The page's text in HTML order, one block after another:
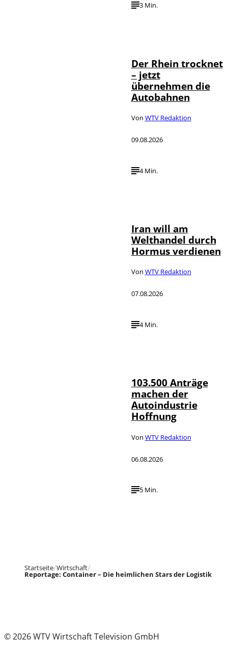
3 Min.
Der Rhein trocknet
– jetzt
übernehmen die
Autobahnen
Von WTV Redaktion
09.08.2026
4 Min.
Iran will am
Welthandel durch
Hormus verdienen
Von WTV Redaktion
07.08.2026
4 Min.
103.500 Anträge
machen der
Autoindustrie
Hoffnung
Von WTV Redaktion
06.08.2026
5 Min.
Startseite Wirtschaft
Reportage: Container – Die heimlichen Stars der Logistik
© 2026 WTV Wirtschaft Television GmbH